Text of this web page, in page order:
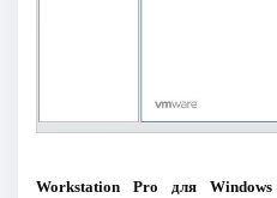
Workstation Pro для Windows